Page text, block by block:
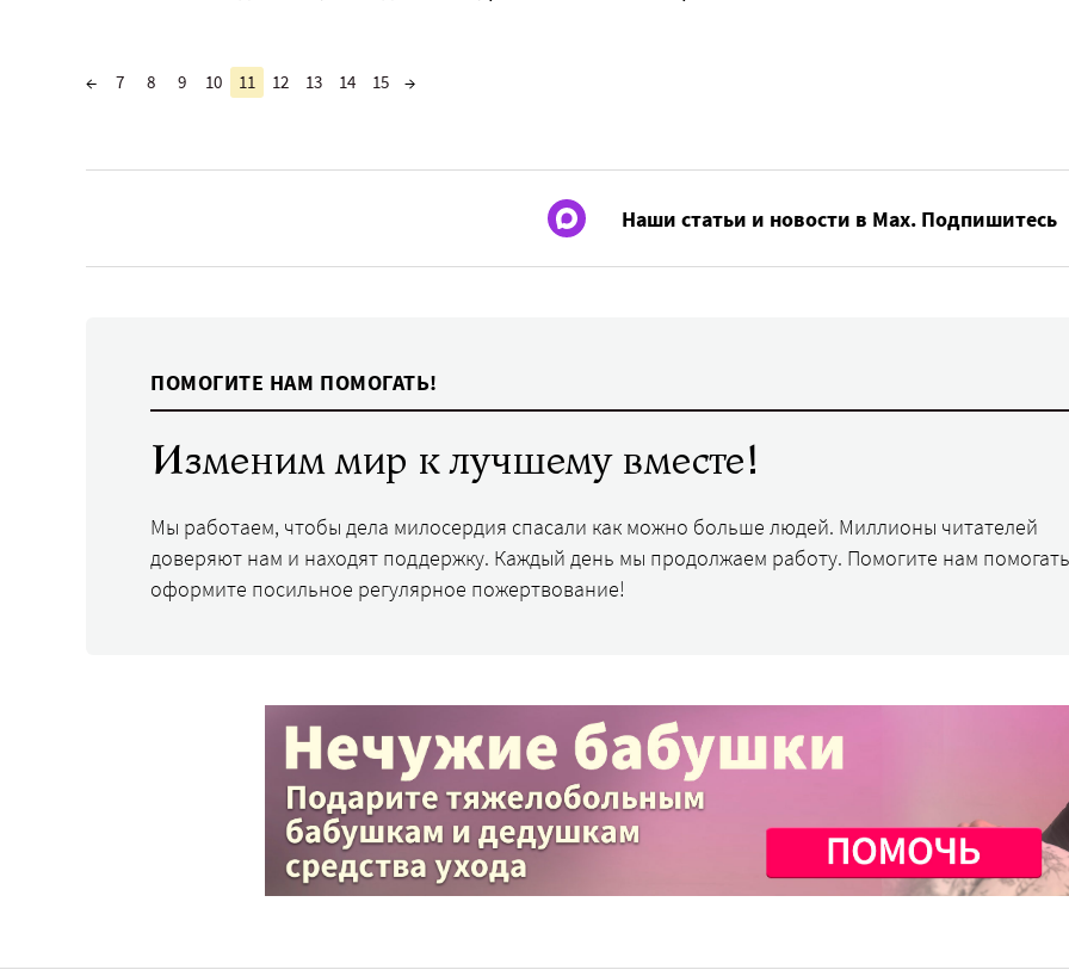
← 7 8 9 10 11 12 13 14 15 →
Наши статьи и новости в Max. Подпишитесь
ПОМОГИТЕ НАМ ПОМОГАТЬ!
Изменим мир к лучшему вместе!
Мы работаем, чтобы дела милосердия спасали как можно больше людей. Миллионы читателей
доверяют нам и находят поддержку. Каждый день мы продолжаем работу. Помогите нам
оформите посильное регулярное пожертвование!